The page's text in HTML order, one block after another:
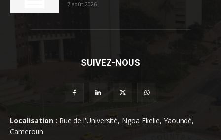
7 août 2026
SUIVEZ-NOUS
Localisation : Rue de l'Université, Ngoa Ekelle, Yaoundé,
Cameroun